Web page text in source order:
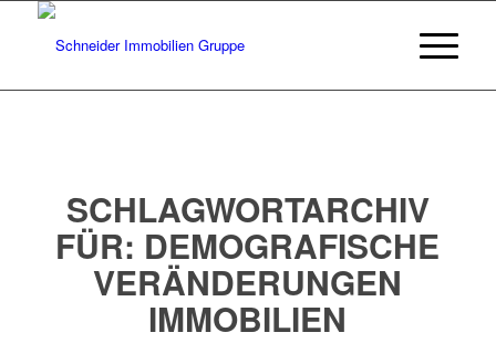
SCHLAGWORTARCHIV
FÜR: DEMOGRAFISCHE
VERÄNDERUNGEN
IMMOBILIEN